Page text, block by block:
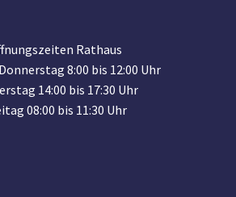
Rathaus
8:00 bis 12:00 Uhr
14:00 bis 17:30 Uhr
08:00 bis 11:30 Uhr